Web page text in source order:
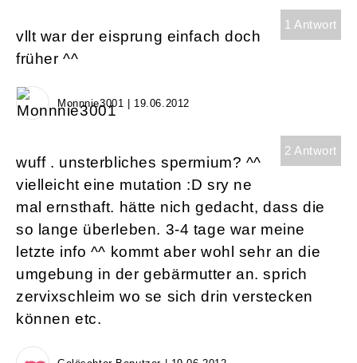
1 Antwort
vllt war der eisprung einfach doch
früher ^^
Monnnie3001 | 19.06.2012
2 Antwort
wuff . unsterbliches spermium? ^^
vielleicht eine mutation :D sry ne
mal ernsthaft. hätte nich gedacht, dass die
so lange überleben. 3-4 tage war meine
letzte info ^^ kommt aber wohl sehr an die
umgebung in der gebärmutter an. sprich
zervixschleim wo se sich drin verstecken
können etc.